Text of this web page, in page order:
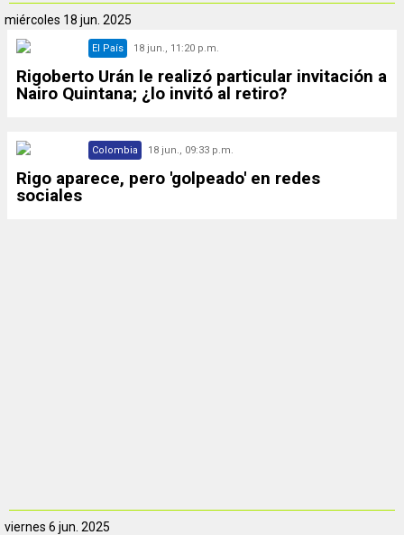
miércoles 18 jun. 2025
El País 18 jun., 11:20 p.m.
Rigoberto Urán le realizó particular invitación a
Nairo Quintana; ¿lo invitó al retiro?
Colombia 18 jun., 09:33 p.m.
Rigo aparece, pero 'golpeado' en redes
sociales
viernes 6 jun. 2025